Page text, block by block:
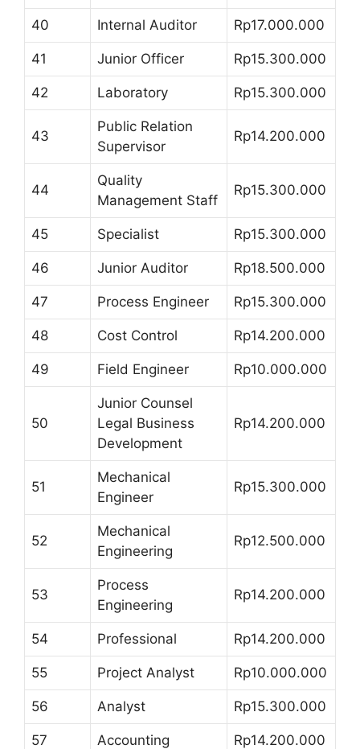
40 Internal Auditor Rp17.000.000
41 Junior Officer Rp15.300.000
42 Laboratory Rp15.300.000
43
Public Relation
Supervisor
Rp14.200.000
44
Quality
Management Staff
Rp15.300.000
45 Specialist Rp15.300.000
46 Junior Auditor Rp18.500.000
47 Process Engineer Rp15.300.000
48 Cost Control Rp14.200.000
49 Field Engineer Rp10.000.000
50
Junior Counsel
Legal Business
Development
Rp14.200.000
51
Mechanical
Engineer
Rp15.300.000
52
Mechanical
Engineering
Rp12.500.000
53
Process
Engineering
Rp14.200.000
54 Professional Rp14.200.000
55 Project Analyst Rp10.000.000
56 Analyst Rp15.300.000
57 Accounting Rp14.200.000